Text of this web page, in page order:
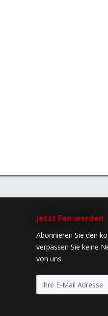
Jetzt Fan werden
Abonnieren Sie den
verpassen Sie keine
von uns.